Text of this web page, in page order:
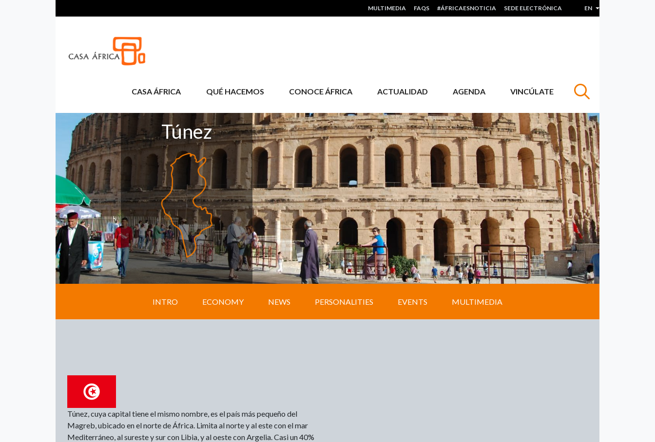
HEADER MENU
MULTIMEDIA FAQS #ÁFRICAESNOTICIA SEDE ELECTRÓNICA EN List additional actions
CASA ÁFRICA QUÉ HACEMOS CONOCE ÁFRICA ACTUALIDAD AGENDA VINCÚLATE
Túnez
INTRO ECONOMY NEWS PERSONALITIES EVENTS MULTIMEDIA
Túnez, cuya capital tiene el mismo nombre, es el país más pequeño del
Magreb, ubicado en el norte de África. Limita al norte y al este con el mar
Mediterráneo, al sureste y sur con Libia, y al oeste con Argelia. Casi un 40%